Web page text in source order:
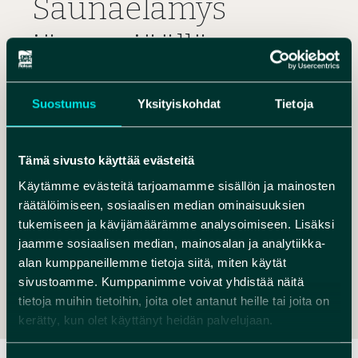
Suostumus Yksityiskohdat Tietoja
Tämä sivusto käyttää evästeitä
Käytämme evästeitä tarjoamamme sisällön ja mainosten
räätälöimiseen, sosiaalisen median ominaisuuksien
tukemiseen ja kävijämäärämme analysoimiseen. Lisäksi
jaamme sosiaalisen median, mainosalan ja analytiikka-
alan kumppaneillemme tietoja siitä, miten käytät
sivustoamme. Kumppanimme voivat yhdistää näitä
tietoja muihin tietoihin, joita olet antanut heille tai joita on
kerätty, kun olet käyttänyt heidän palvelujaan.
Saunaelämys
järven jäällä
Rokuan luonnon
keskellä
ROKUA OUTDOORS
JAAKONJÄRVENTIE 2
91670, ROKUA
INFO@ROKUAOUTDOORS.COM
+358 40 5168007